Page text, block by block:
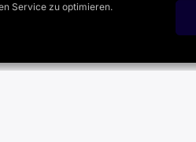
Service zu optimieren.